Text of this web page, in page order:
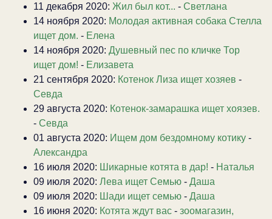
11 декабря 2020: Жил был кот... - Светлана
14 ноября 2020: Молодая активная собака Стелла
ищет дом. - Елена
14 ноября 2020: Душевный пес по кличке Тор
ищет дом! - Елизавета
21 сентября 2020: Котенок Лиза ищет хозяев -
Севда
29 августа 2020: Котенок-замарашка ищет хоязев.
- Севда
01 августа 2020: Ищем дом бездомному котику -
Александра
16 июля 2020: Шикарные котята в дар! - Наталья
09 июля 2020: Лева ищет Семью - Даша
09 июля 2020: Шади ищет семью - Даша
16 июня 2020: Котята ждут вас - зоомагазин,